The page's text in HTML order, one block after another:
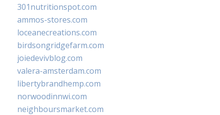
301nutritionspot.com
ammos-stores.com
loceanecreations.com
birdsongridgefarm.com
joiedevivblog.com
valera-amsterdam.com
libertybrandhemp.com
norwoodinnwi.com
neighboursmarket.com